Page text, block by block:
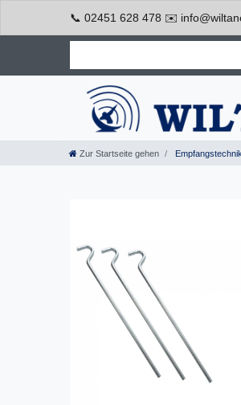
📞 02451 628 478 ✉️
Zur Startseite gehen Empfangstechnik